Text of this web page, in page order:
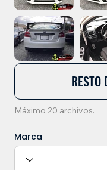
RESTO
Máximo 20 archivos.
Marca